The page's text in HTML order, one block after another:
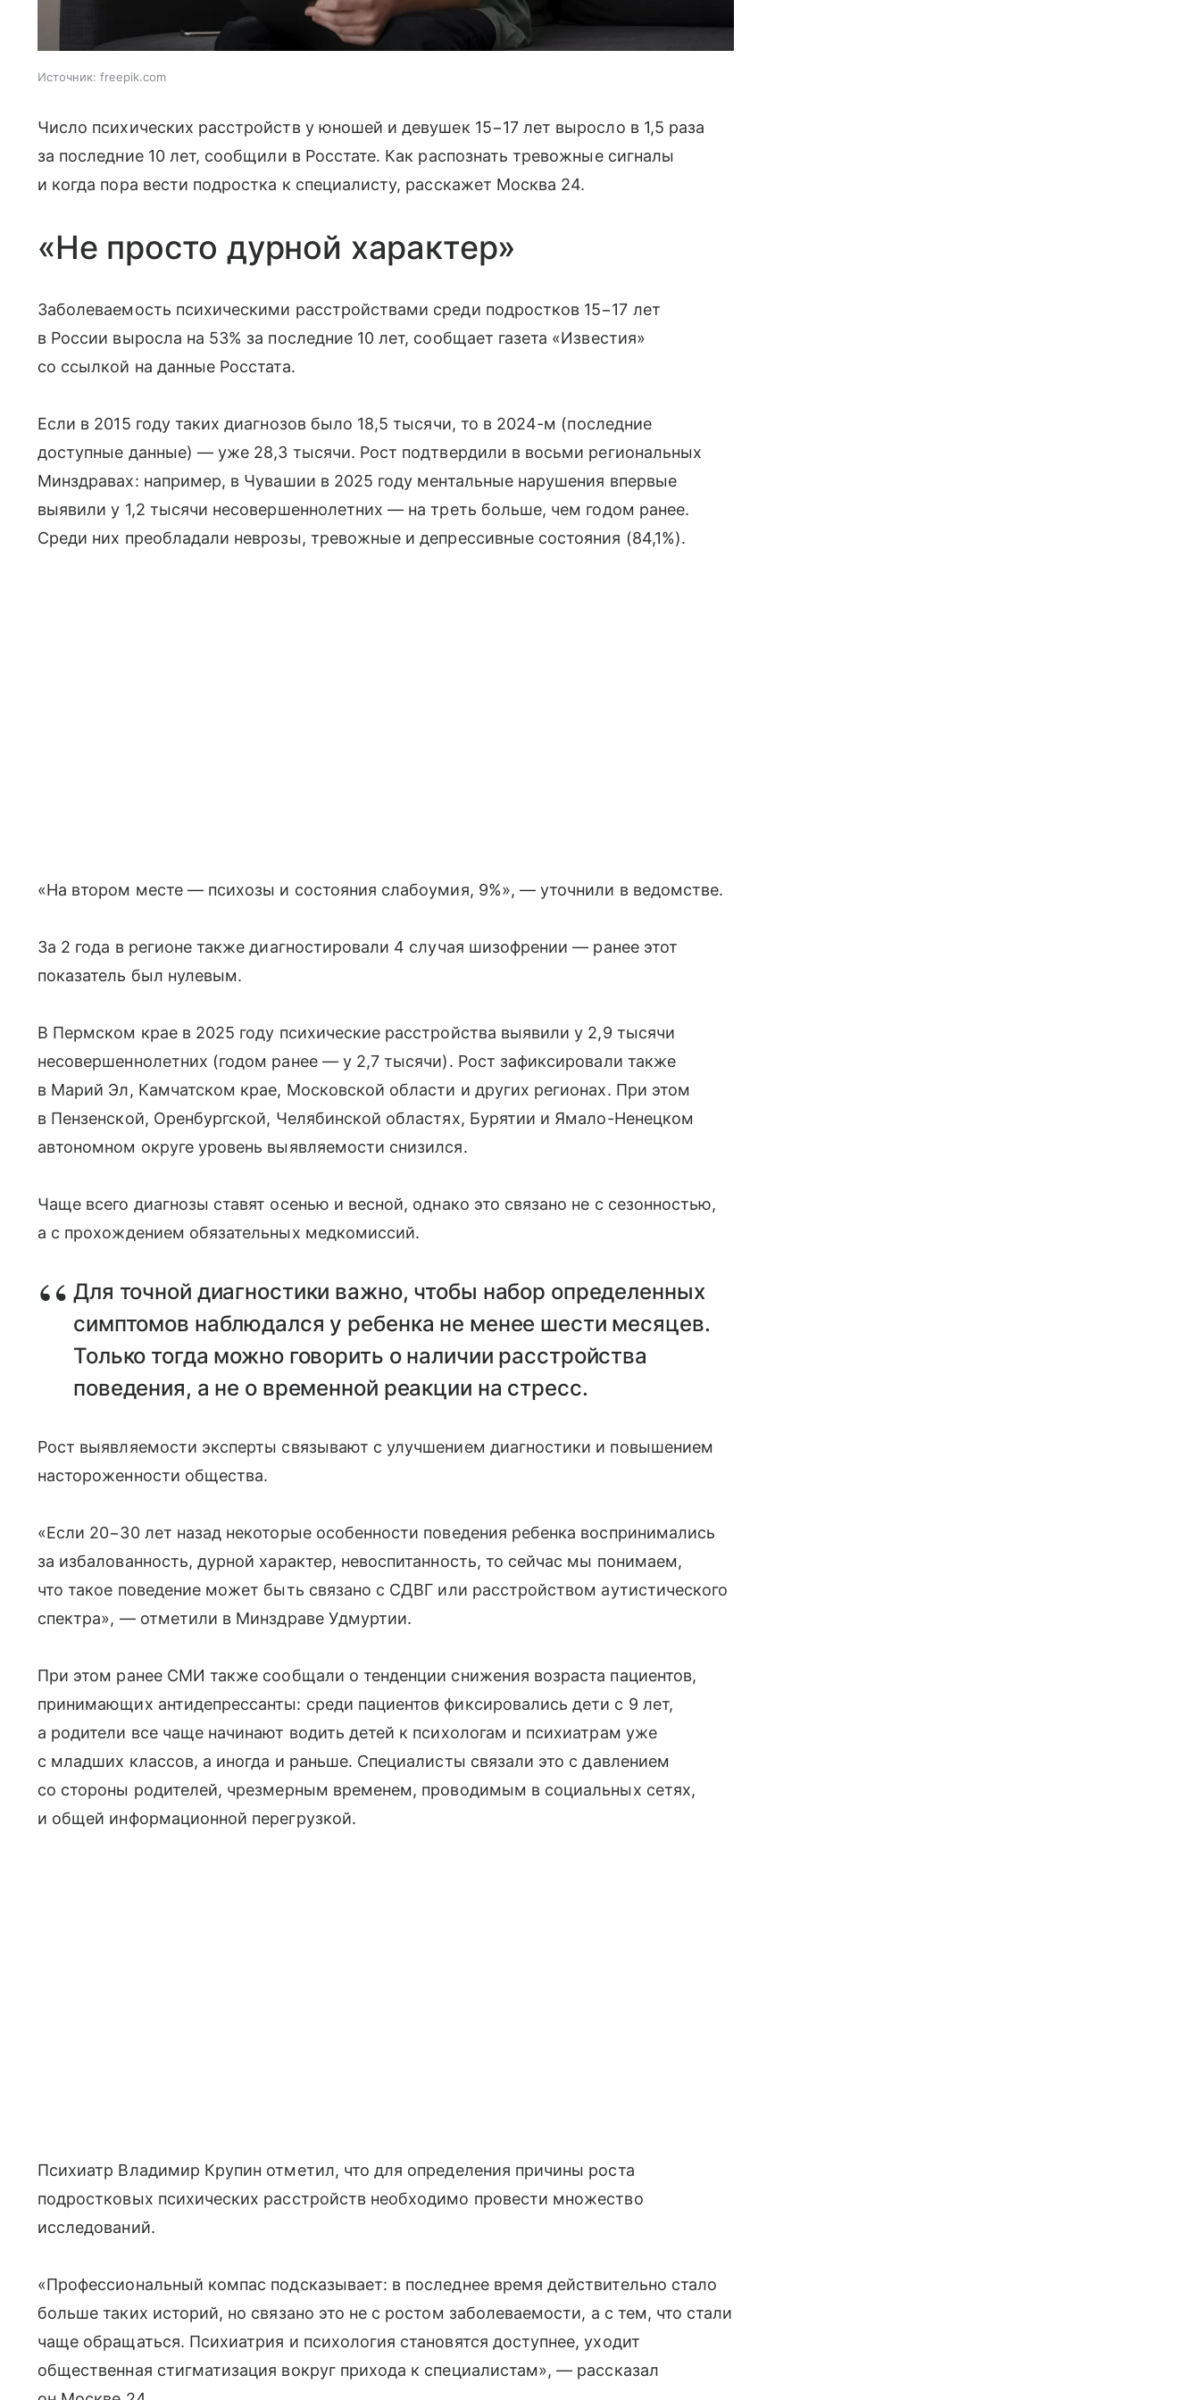
Источник: freepik.com
Число психических расстройств у юношей и девушек 15−17 лет выросло в 1,5 раза
за последние 10 лет, сообщили в Росстате. Как распознать тревожные сигналы
и когда пора вести подростка к специалисту, расскажет Москва 24.
«Не просто дурной характер»
Заболеваемость психическими расстройствами среди подростков 15−17 лет
в России выросла на 53% за последние 10 лет, сообщает газета «Известия»
со ссылкой на данные Росстата.
Если в 2015 году таких диагнозов было 18,5 тысячи, то в 2024-м (последние
доступные данные) — уже 28,3 тысячи. Рост подтвердили в восьми региональных
Минздравах: например, в Чувашии в 2025 году ментальные нарушения впервые
выявили у 1,2 тысячи несовершеннолетних — на треть больше, чем годом ранее.
Среди них преобладали неврозы, тревожные и депрессивные состояния (84,1%).
«На втором месте — психозы и состояния слабоумия, 9%», — уточнили в ведомстве.
За 2 года в регионе также диагностировали 4 случая шизофрении — ранее этот
показатель был нулевым.
В Пермском крае в 2025 году психические расстройства выявили у 2,9 тысячи
несовершеннолетних (годом ранее — у 2,7 тысячи). Рост зафиксировали также
в Марий Эл, Камчатском крае, Московской области и других регионах. При этом
в Пензенской, Оренбургской, Челябинской областях, Бурятии и Ямало-Ненецком
автономном округе уровень выявляемости снизился.
Чаще всего диагнозы ставят осенью и весной, однако это связано не с сезонностью,
а с прохождением обязательных медкомиссий.
Для точной диагностики важно, чтобы набор определенных
симптомов наблюдался у ребенка не менее шести месяцев.
Только тогда можно говорить о наличии расстройства
поведения, а не о временной реакции на стресс.
Рост выявляемости эксперты связывают с улучшением диагностики и повышением
настороженности общества.
«Если 20−30 лет назад некоторые особенности поведения ребенка воспринимались
за избалованность, дурной характер, невоспитанность, то сейчас мы понимаем,
что такое поведение может быть связано с СДВГ или расстройством аутистического
спектра», — отметили в Минздраве Удмуртии.
При этом ранее СМИ также сообщали о тенденции снижения возраста пациентов,
принимающих антидепрессанты: среди пациентов фиксировались дети с 9 лет,
а родители все чаще начинают водить детей к психологам и психиатрам уже
с младших классов, а иногда и раньше. Специалисты связали это с давлением
со стороны родителей, чрезмерным временем, проводимым в социальных сетях,
и общей информационной перегрузкой.
Психиатр Владимир Крупин отметил, что для определения причины роста
подростковых психических расстройств необходимо провести множество
исследований.
«Профессиональный компас подсказывает: в последнее время действительно стало
больше таких историй, но связано это не с ростом заболеваемости, а с тем, что стали
чаще обращаться. Психиатрия и психология становятся доступнее, уходит
общественная стигматизация вокруг прихода к специалистам», — рассказал